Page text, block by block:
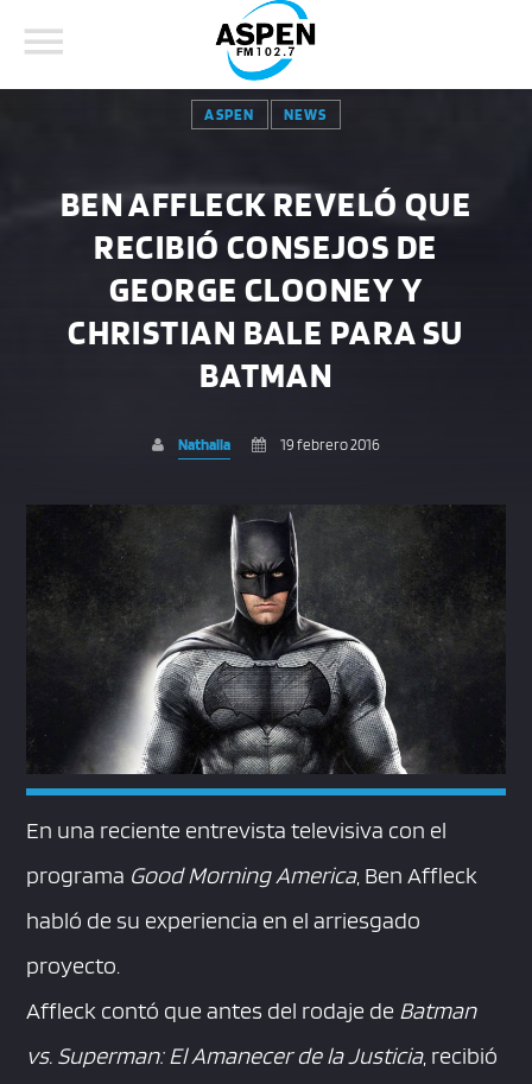
BUSCAR EN EL SITIO:
COMPARTE ESTA PÁGINA EN:
Facebook
Whatsapp
ASPEN NEWS
BEN AFFLECK REVELÓ QUE
RECIBIÓ CONSEJOS DE
GEORGE CLOONEY Y
CHRISTIAN BALE PARA SU
BATMAN
Nathalia 19 febrero 2016
En una reciente entrevista televisiva con el
programa Good Morning America, Ben Affleck
habló de su experiencia en el arriesgado
proyecto.
Affleck contó que antes del rodaje de Batman
vs. Superman: El Amanecer de la Justicia, recibió